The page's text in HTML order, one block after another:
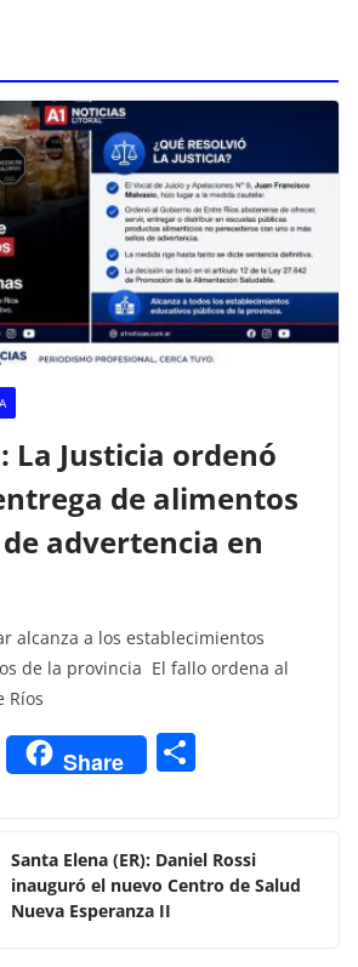
La Justicia ordenó
de alimentos
advertencia en
alcanza a los establecimientos
de la provincia El fallo ordena al
Ríos
W
h
s
A
Share
p
ar
Santa Elena (ER): Daniel Rossi
inauguró el nuevo Centro de Salud
Nueva Esperanza II